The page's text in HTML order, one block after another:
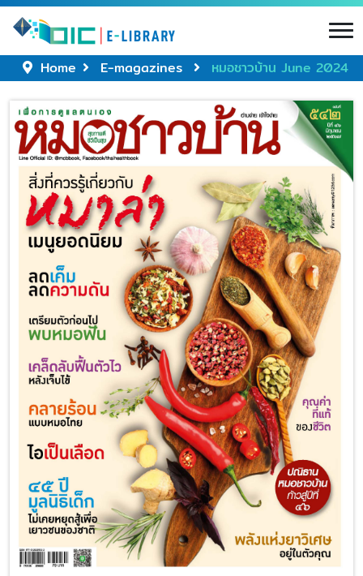
Home E-magazines หมอชาวบ้าน June 2024